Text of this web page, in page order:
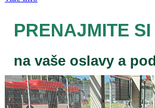
PRENAJMITE SI
na vaše oslavy a